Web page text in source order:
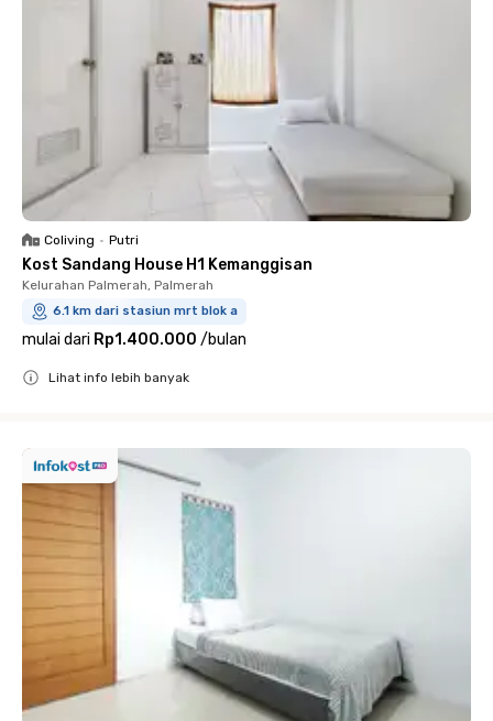
Coliving • Putri
Kost Sandang House H1 Kemanggisan
Kelurahan Palmerah, Palmerah
6.1 km dari stasiun mrt blok a
mulai dari Rp1.400.000 /bulan
Lihat info lebih banyak